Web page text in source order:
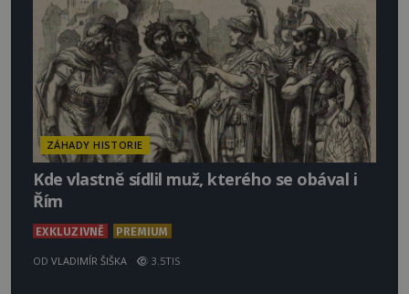
ZÁHADY HISTORIE
Kde vlastně sídlil muž, kterého se obával i
Řím
EXKLUZIVNĚ PREMIUM
OD VLADIMÍR ŠIŠKA 3.5TIS